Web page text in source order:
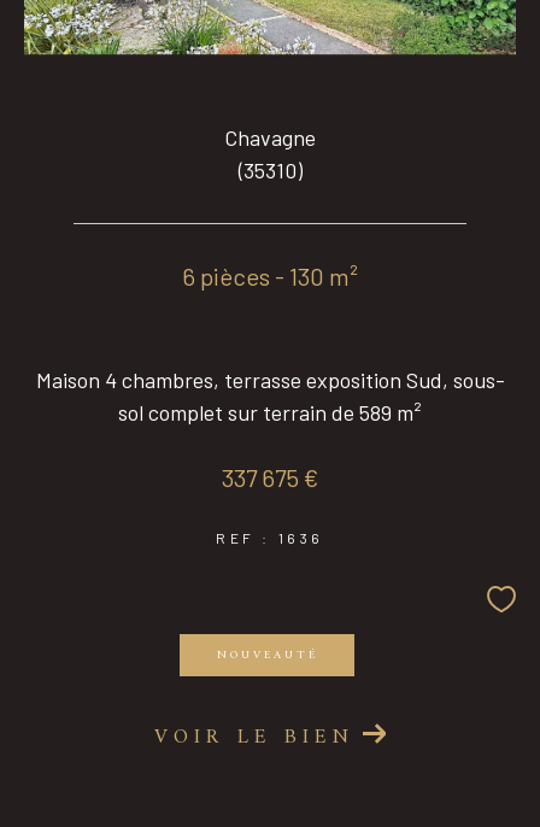
Chavagne
(35310)
6 pièces - 130 m²
Maison 4 chambres, terrasse exposition Sud, sous-
sol complet sur terrain de 589 m²
337 675 €
REF : 1636
NOUVEAUTÉ
VOIR LE BIEN